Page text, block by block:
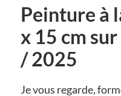
Peinture à
x 15 cm
/ 2025
Je vous regarde,